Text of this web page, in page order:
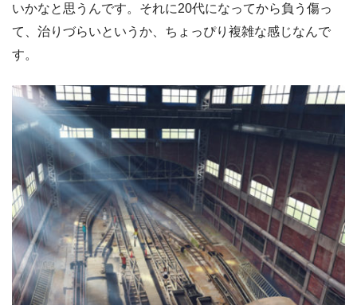
いかなと思うんです。それに20代になってから負う傷っ
て、治りづらいというか、ちょっぴり複雑な感じなんで
す。